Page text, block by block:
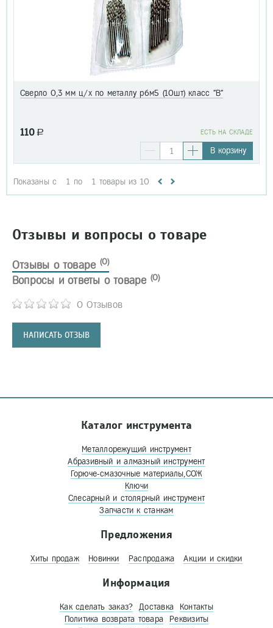
Сверло 0,3 мм ц/х по металлу р6м5 (10шт) класс "В"
110 a EСТЬ НА СКЛАДЕ
В корзину
Показаны с 1 по 1 товары из 10
Отзывы и вопросы о товаре
Отзывы о товаре (0)
0 Отзывов
НАПИСАТЬ ОТЗЫВ
Вопросы и ответы о товаре (0)
Каталог инструмента
Металлорежущий инструмент
Абразивный и алмазный инструмент
Горюче-смазочные материалы,СОЖ
Ключи
Слесарный и столярный инструмент
Запчасти к станкам
Предложения
Хиты продаж Новинки Распродажа Акции и скидки
Информация
Как сделать заказ? Доставка
Контакты
Политика возврата товара
Реквизиты